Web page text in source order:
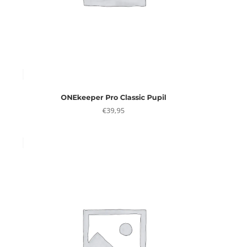
ONEkeeper Pro Classic Pupil
€39,95